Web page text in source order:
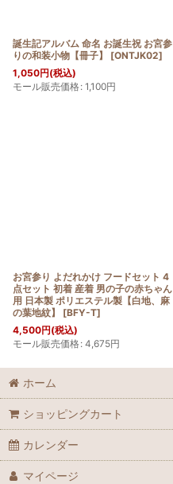
誕生記アルバム 命名 お誕生祝 お宮参
りの和装小物【冊子】
[ONTJK02]
1,050円(税込)
モール販売価格: 1,100円
お宮参り よだれかけ フードセット 4
点セット 初着 産着 男の子の赤ちゃん
用 日本製 ポリエステル製【白地、麻
の葉地紋】
[BFY-T]
4,500円(税込)
モール販売価格: 4,675円
ホーム
ショッピングカート
カレンダー
マイページ